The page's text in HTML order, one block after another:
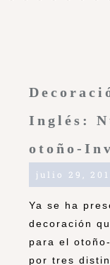
Inglés:
otoño-
julio 29,
Ya se ha
decoración
para el
por tres